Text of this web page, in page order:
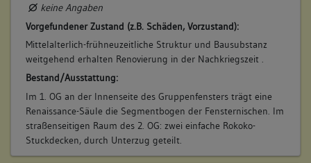
keine Angaben
Vorgefundener Zustand (z.B. Schäden, Vorzustand):
Mittelalterlich-frühneuzeitliche Struktur und Bausubstanz
weitgehend erhalten Renovierung in der Nachkriegszeit .
Bestand/Ausstattung:
Im 1. OG an der Innenseite des Gruppenfensters trägt eine
Renaissance-Säule die Segmentbogen der Fensternischen. Im
straßenseitigen Raum des 2. OG: zwei einfache Rokoko-
Stuckdecken, durch Unterzug geteilt.